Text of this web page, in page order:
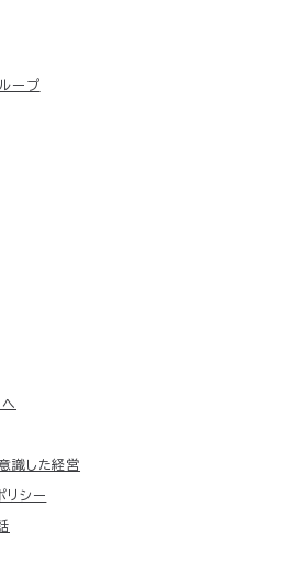
ープ
識した経営
リシー